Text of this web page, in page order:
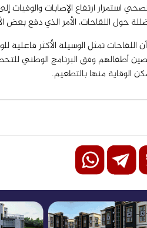
استمرار ارتفاع الإصابات
حول اللقاحات، الأمر الذي دفع
تمثل الوسيلة الأكثر فاعلية
أطفالهم وفق البرنامج الوطني
الوقاية منها بالتطعيم.